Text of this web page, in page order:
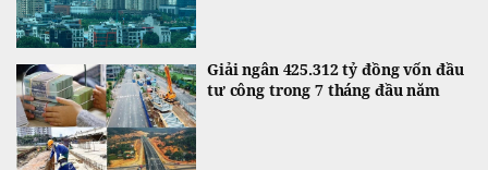
Giải ngân 425.312 tỷ đồng vốn đầu
tư công trong 7 tháng đầu năm